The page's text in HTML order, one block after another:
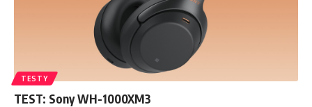
TESTY
TEST: Sony WH-1000XM3